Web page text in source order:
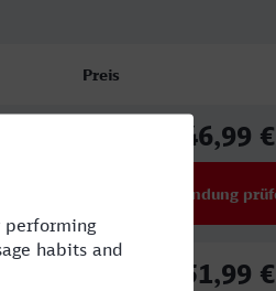
Preis
46,99 €
Verbindung
51,99 €